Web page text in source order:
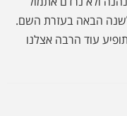
משפחתי על החגיגה
אחותי נויה חגגה יום הולדת 5 רצינו להודות לך על
הולדת הזה, אחותי
נשארה מוקסמת אז